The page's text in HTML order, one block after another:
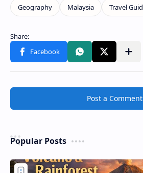
Post a Comment
Popular Posts